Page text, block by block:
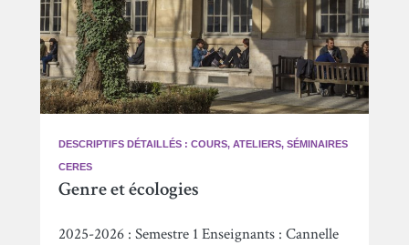
DESCRIPTIFS DÉTAILLÉS : COURS, ATELIERS, SÉMINAIRES
CERES
Genre et écologies
2025-2026 : Semestre 1 Enseignants : Cannelle